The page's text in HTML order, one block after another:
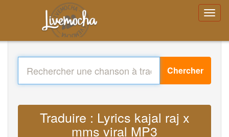
Chercher
Traduire : Lyrics kajal raj x
mms viral MP3